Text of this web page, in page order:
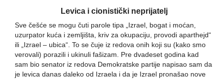
Levica i cionistički neprijatelj
Sve češće se mogu čuti parole tipa „Izrael, bogat i moćan,
uzurpator kuća i zemljišta, kriv za okupaciju, provodi aparthejd“
ili „Izrael – ubica“. To se čuje iz redova onih koji su (kako smo
verovali) porazili i ukinuli fašizam. Pre dvadeset godina kad
sam bio senator iz redova Demokratske partije napisao sam da
je levica danas daleko od Izraela i da je Izrael pronašao nove